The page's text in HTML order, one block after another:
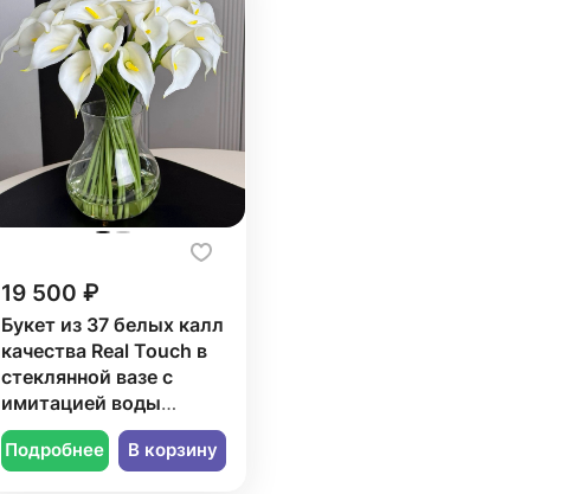
19 500 ₽
Букет из 37 белых калл
качества Real Touch в
стеклянной вазе с
имитацией воды
Encapso (США).
Подробнее В корзину